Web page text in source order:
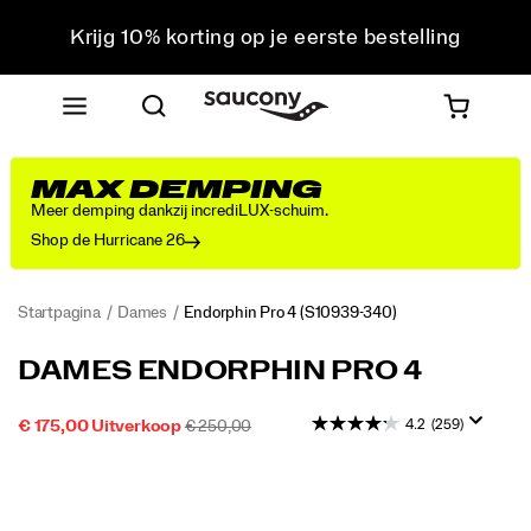
Krijg 10% korting op je eerste bestelling
€
Gratis retourzending voor alle bestellingen
Krijg 10% korting op je eerste bestelling
MAX DEMPING
Meer demping dankzij incrediLUX-schuim.
Shop de Hurricane 26
Startpagina Dames Endorphin Pro 4 (S10939-340)
Uitzonderlijke
de
https://www.saucony.com/BE/nl_BE/endorphin-
DAMES ENDORPHIN PRO 4
SALE-
€ 175,00 Uitverkoop OORSPRONKELIJKE
€ 250,00INSTOCK 4.2 (259)